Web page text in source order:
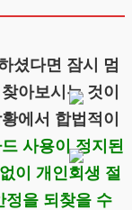
셨다면 잠시 멈
아보시는 것이
에서 합법적이
사용이 정지된
이 개인회생 절
정을 되찾을 수